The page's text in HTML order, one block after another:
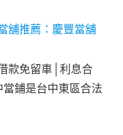
泰
當
款免留車│利息合
鋪是台中東區合法